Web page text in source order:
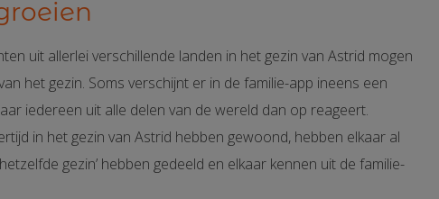
uit allerlei verschillende landen in het gezin van Astrid mogen
het gezin. Soms verschijnt er in de familie-app ineens een
iedereen uit alle delen van de wereld dan op reageert.
in het gezin van Astrid hebben gewoond, hebben elkaar al
gezin’ hebben gedeeld en elkaar kennen uit de familie-